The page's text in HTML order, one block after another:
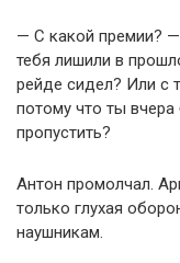
— С какой премии? —
тебя лишили в
рейде сидел? Или с
потому что ты
пропустить?
Антон промолчал.
только глухая
наушникам.